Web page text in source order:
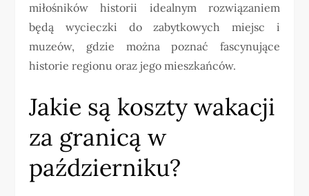
miłośników historii idealnym rozwiązaniem
będą wycieczki do zabytkowych miejsc i
muzeów, gdzie można poznać fascynujące
historie regionu oraz jego mieszkańców.
Jakie są koszty wakacji
za granicą w
październiku?